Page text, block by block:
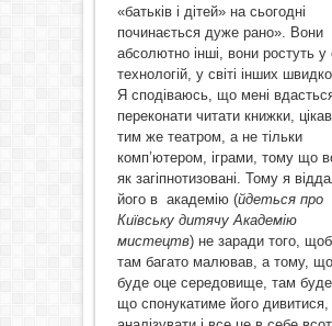
«батьків і дітей» на сьогодні
починається дуже рано». Вони
абсолютно інші, вони ростуть у
технологій, у світі інших
Я сподіваюсь, що мені
переконати читати книжки,
тим же театром, а не тільки
комп’ютером, іграми, тому що
як загіпнотизовані. Тому я
його в академію (йдеться про
Київську дитячу Академію
мистецтв) не заради того, щоб
там багато малював, а тому,
буде оце середовище, там буде
що спонукатиме його дивитися,